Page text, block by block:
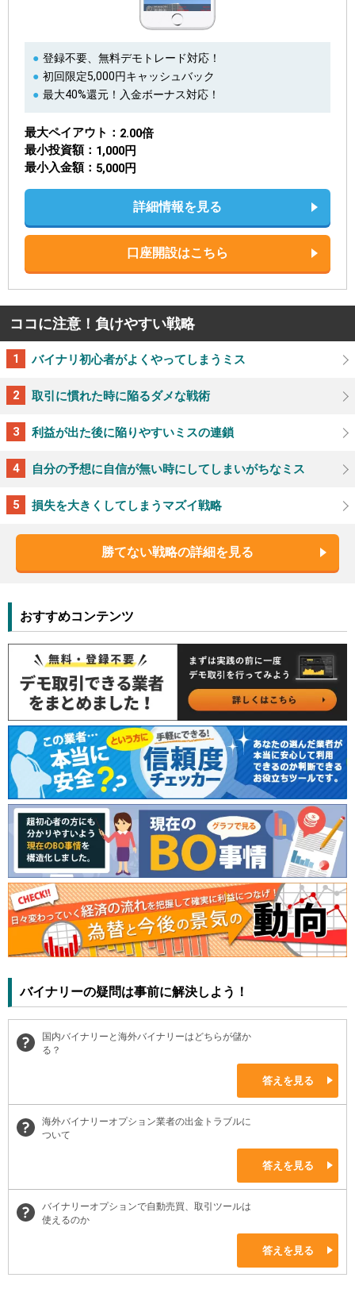
登録不要、無料デモトレード対応！
初回限定5,000円キャッシュバック
最大40%還元！入金ボーナス対応！
最大ペイアウト
2.00倍
最小投資額
1,000円
最小入金額
5,000円
詳細情報を見る
口座開設はこちら
ココに注意！負けやすい戦略
バイナリ初心者がよくやってしまうミス
取引に慣れた時に陥るダメな戦術
利益が出た後に陥りやすいミスの連鎖
自分の予想に自信が無い時にしてしまいがちなミス
損失を大きくしてしまうマズイ戦略
勝てない戦略の詳細を見る
おすすめコンテンツ
バイナリーの疑問は事前に解決しよう！
国内バイナリーと海外バイナリーはどちらが儲か
る？
答えを見る
海外バイナリーオプション業者の出金トラブルに
ついて
答えを見る
バイナリーオプションで自動売買、取引ツールは
使えるのか
答えを見る